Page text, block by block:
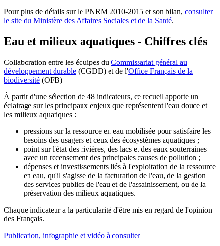
Pour plus de détails sur le PNRM 2010-2015 et son bilan, consulter
le site du Ministère des Affaires Sociales et de la Santé.
Eau et milieux aquatiques - Chiffres clés
Collaboration entre les équipes du Commissariat général au
développement durable (CGDD) et de l'Office Français de la
biodiversité (OFB)
À partir d'une sélection de 48 indicateurs, ce recueil apporte un
éclairage sur les principaux enjeux que représentent l'eau douce et
les milieux aquatiques :
pressions sur la ressource en eau mobilisée pour satisfaire les
besoins des usagers et ceux des écosystèmes aquatiques ;
point sur l'état des rivières, des lacs et des eaux souterraines
avec un recensement des principales causes de pollution ;
dépenses et investissements liés à l'exploitation de la ressource
en eau, qu'il s'agisse de la facturation de l'eau, de la gestion
des services publics de l'eau et de l'assainissement, ou de la
préservation des milieux aquatiques.
Chaque indicateur a la particularité d'être mis en regard de l'opinion
des Français.
Publication, infographie et vidéo à consulter